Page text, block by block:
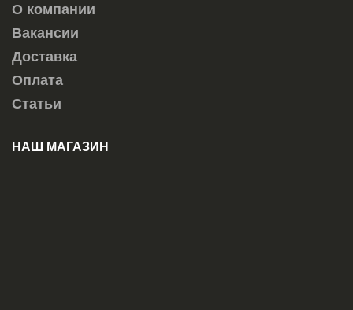
О компании
Вакансии
Доставка
Оплата
Статьи
НАШ МАГАЗИН